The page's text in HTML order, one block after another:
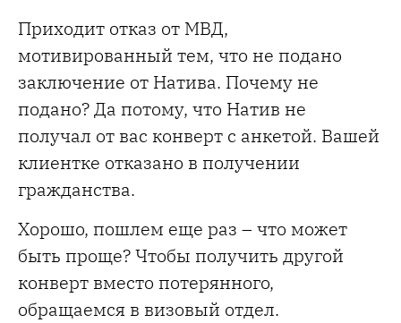
Приходит отказ от МВД,
мотивированный тем, что не подано
заключение от Натива. Почему не
подано? Да потому, что Натив не
получал от вас конверт с анкетой. Вашей
клиентке отказано в получении
гражданства.
Хорошо, пошлем еще раз – что может
быть проще? Чтобы получить другой
конверт вместо потерянного,
обращаемся в визовый отдел.